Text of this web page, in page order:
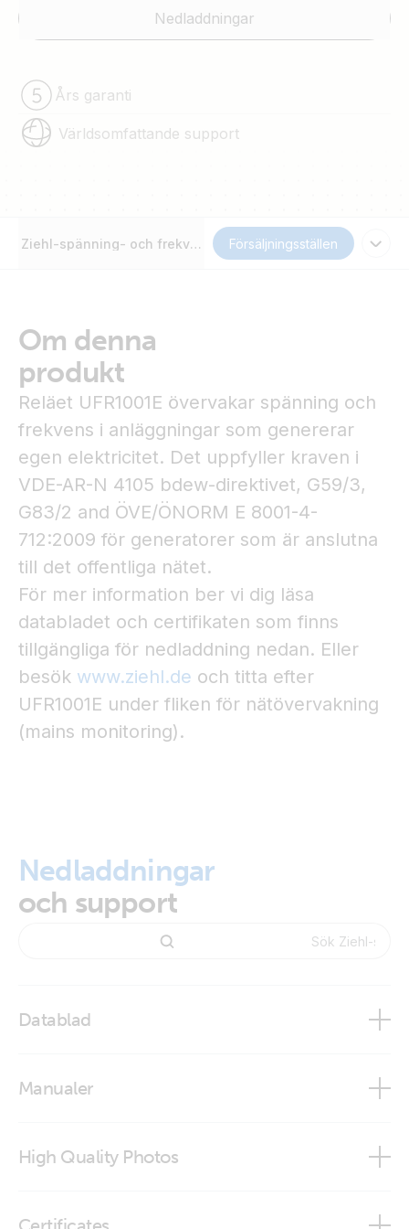
Nedladdningar
Års garanti
Världsomfattande support
Ziehl-spänning- och frekvensrelä UFR1001E
Försäljningsställen
Om denna
produkt
Reläet UFR1001E övervakar spänning och
frekvens i anläggningar som genererar
egen elektricitet. Det uppfyller kraven i
VDE-AR-N 4105 bdew-direktivet, G59/3,
G83/2 and ÖVE/ÖNORM E 8001-4-
712:2009 för generatorer som är anslutna
till det offentliga nätet.
För mer information ber vi dig läsa
databladet och certifikaten som finns
tillgängliga för nedladdning nedan. Eller
besök www.ziehl.de och titta efter
UFR1001E under fliken för nätövervakning
(mains monitoring).
Nedladdningar
och support
Datablad
Manualer
High Quality Photos